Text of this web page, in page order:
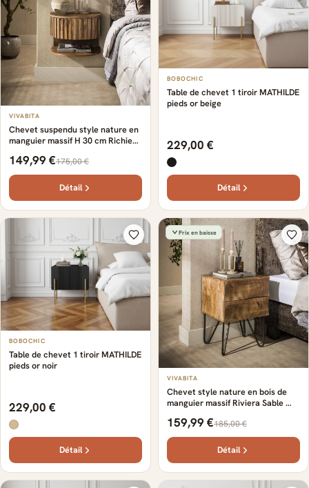
VIVABITA
Chevet suspendu style nature en
manguier massif H 30 cm Richie
149,99 €175,00 €
Détail
BOBOCHIC
Table de chevet 1 tiroir MATHILDE
pieds or beige
229,00 €
Détail
BOBOCHIC
Table de chevet 1 tiroir MATHILDE
pieds or noir
229,00 €
Détail
Prix en baisse
VIVABITA
Chevet style nature en bois de
manguier massif Riviera Sable —
159,99 €185,00 €
Détail